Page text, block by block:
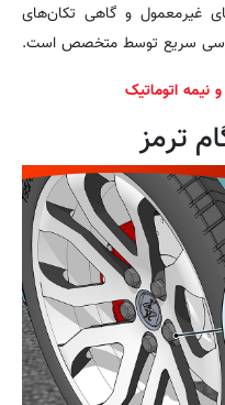
غیرمعمول و گاهی تکان‌های
سریع توسط متخصص است.
نیمه اتوماتیک
ترمز